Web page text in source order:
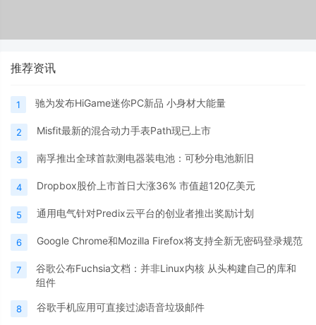
推荐资讯
1 驰为发布HiGame迷你PC新品 小身材大能量
2 Misfit最新的混合动力手表Path现已上市
3 南孚推出全球首款测电器装电池：可秒分电池新旧
4 Dropbox股价上市首日大涨36% 市值超120亿美元
5 通用电气针对Predix云平台的创业者推出奖励计划
6 Google Chrome和Mozilla Firefox将支持全新无密码登录规范
7
谷歌公布Fuchsia文档：并非Linux内核 从头构建自己的库和
组件
8 谷歌手机应用可直接过滤语音垃圾邮件